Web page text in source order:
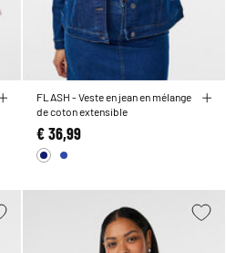
FLASH - Veste en jean en mélange
de coton extensible
€ 36,99